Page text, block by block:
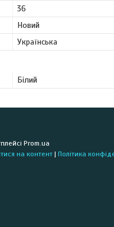
36
Новий
Українська
Білий
Prom.ua
на контент | Політика